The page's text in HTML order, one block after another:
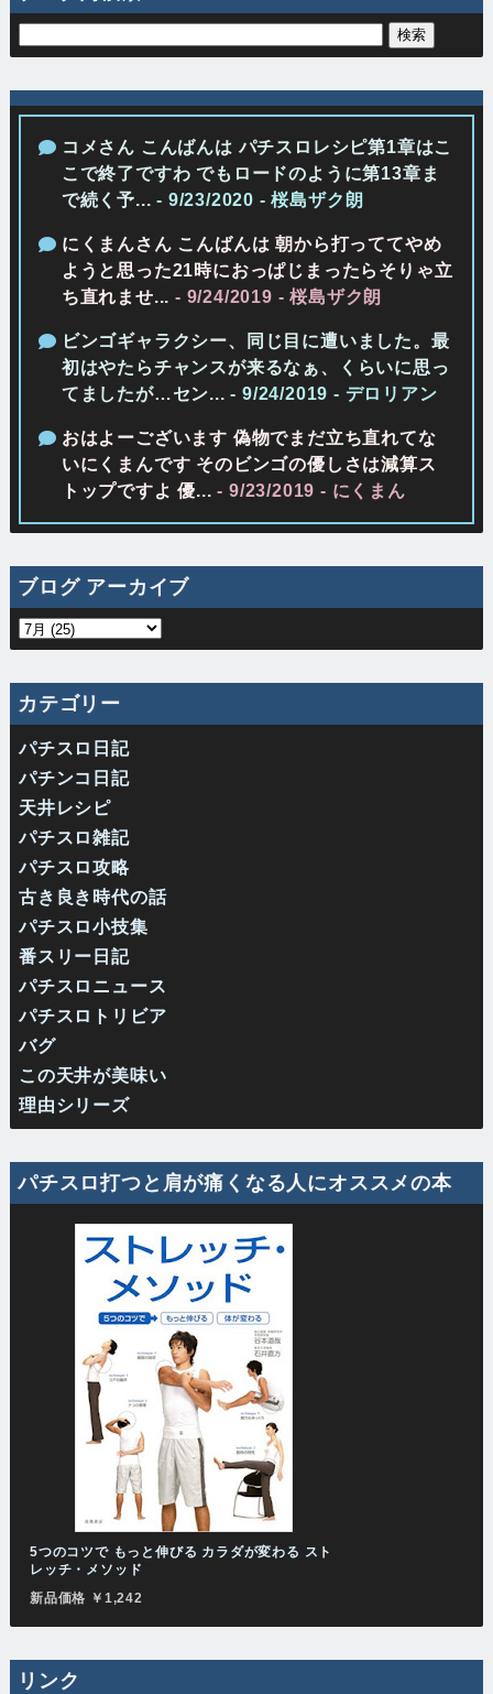
コメさん こんばんは パチスロレシピ第1章はこ
こで終了ですわ でもロードのように第13章ま
で続く予... - 9/23/2020 - 桜島ザク朗
にくまんさん こんばんは 朝から打っててやめ
ようと思った21時におっぱじまったらそりゃ立
ち直れませ... - 9/24/2019 - 桜島ザク朗
ビンゴギャラクシー、同じ目に遭いました。最
初はやたらチャンスが来るなぁ、くらいに思っ
てましたが…セン... - 9/24/2019 - デロリアン
おはよーございます 偽物でまだ立ち直れてな
いにくまんです そのビンゴの優しさは減算ス
トップですよ 優... - 9/23/2019 - にくまん
ブログ アーカイブ
カテゴリー
パチスロ日記
パチンコ日記
天井レシピ
パチスロ雑記
パチスロ攻略
古き良き時代の話
パチスロ小技集
番スリー日記
パチスロニュース
パチスロトリビア
バグ
この天井が美味い
理由シリーズ
パチスロ打つと肩が痛くなる人にオススメの本
5つのコツで もっと伸びる カラダが変わる スト
レッチ・メソッド
新品価格 ￥1,242
リンク